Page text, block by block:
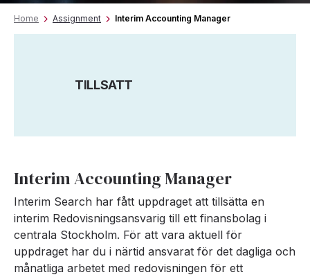
Home Assignment Interim Accounting Manager
TILLSATT
Interim Accounting Manager
Interim Search har fått uppdraget att tillsätta en
interim Redovisningsansvarig till ett finansbolag i
centrala Stockholm. För att vara aktuell för
uppdraget har du i närtid ansvarat för det dagliga och
månatliga arbetet med redovisningen för ett